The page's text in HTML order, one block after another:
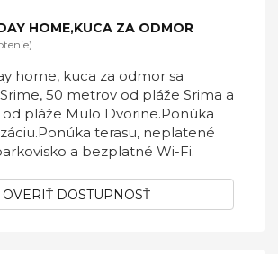
HOME,KUCA ZA ODMOR
home, kuca za odmor sa
50 metrov od pláže Srima a
pláže Mulo Dvorine.Ponúka
terasu, neplatené
a bezplatné Wi-Fi.
OVERIŤ DOSTUPNOSŤ